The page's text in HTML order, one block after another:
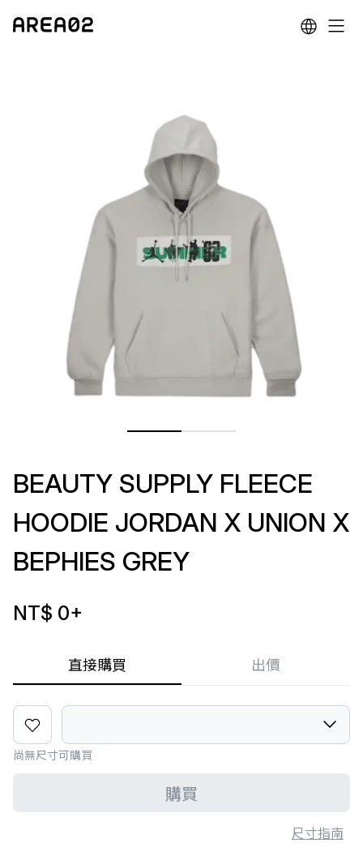
直接購買 出價
BEAUTY SUPPLY FLEECE
HOODIE JORDAN X UNION X
BEPHIES GREY
NT$ 0+
尚無尺寸可購買
購買
尺寸指南